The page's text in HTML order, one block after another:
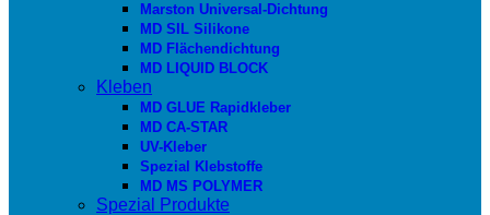
Marston Universal-Dichtung
MD SIL Silikone
MD Flächendichtung
MD LIQUID BLOCK
Kleben
MD GLUE Rapidkleber
MD CA-STAR
UV-Kleber
Spezial Klebstoffe
MD MS POLYMER
Spezial Produkte